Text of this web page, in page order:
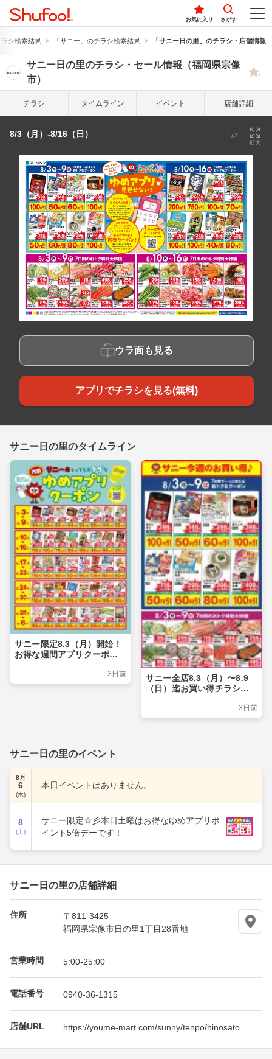
お気に入り さがす
シ検索結果 「サニー」のチラシ検索結果 「サニー日の里」のチラシ・店舗情報
サニー日の里のチラシ・セール情報（福岡県宗像
市）
チラシ タイム ライン イベント 店舗詳細
8/3（月）-8/16（日） 1/2
拡大
ウラ面も見る
アプリでチラシを見る(無料)
サニー日の里のタイムライン
サニー限定8.3（月）開始！
お得な週間アプリクーポン
3日前
サニー全店8.3（月）〜8.9
（日）迄お買い得チラシの
3日前
サニー日の里のイベント
8月
6
(木)
本日イベントはありません。
8
(土)
サニー限定☆彡本日土曜はお得なゆめアプリポ
イント5倍デーです！
サニー日の里の店舗詳細
住所
〒811-3425
福岡県宗像市日の里1丁目28番地
営業時間 5:00-25:00
電話番号 0940-36-1315
店舗URL https://youme-mart.com/sunny/tenpo/hinosato